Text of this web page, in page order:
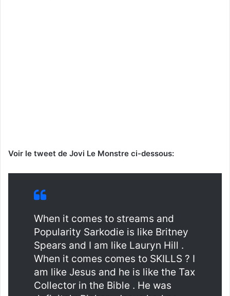
Voir le tweet de Jovi Le Monstre ci-dessous:
When it comes to streams and
Popularity Sarkodie is like Britney
Spears and I am like Lauryn Hill .
When it comes comes to SKILLS ? I
am like Jesus and he is like the Tax
Collector in the Bible . He was